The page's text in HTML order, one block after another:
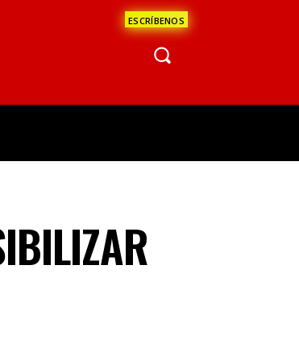
ESCRÍBENOS
DEL RÍO 93.1 FM | GUADALAJARA 1510 AM | LA